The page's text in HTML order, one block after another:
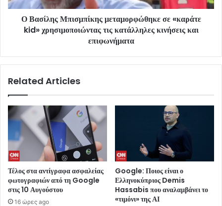
Ο Βασίλης Μπισμπίκης μεταμορφώθηκε σε «καράτε
kid» χρησιμοποιώντας τις κατάλληλες κινήσεις και
επιφωνήματα
Related Articles
Τέλος στα αντίγραφα ασφαλείας
φωτογραφιών από τη Google
στις 10 Αυγούστου
16 ώρες ago
Google: Ποιος είναι ο
Ελληνοκύπριος Demis
Hassabis που αναλαμβάνει το
«τιμόνι» της ΑΙ